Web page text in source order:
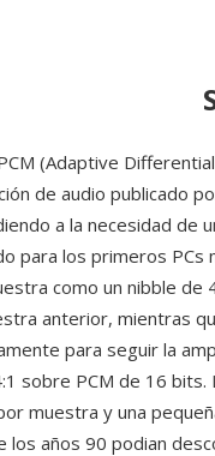
(Adaptive
de audio publicado
a la necesidad de
para los primeros
como un nibble
anterior, mientras
para seguir la
sobre PCM de 16 bits.
muestra y una
los años 90 podian